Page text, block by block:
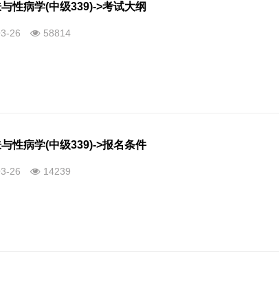
性病学(中级339)->考试大纲
26 58814
性病学(中级339)->报名条件
26 14239